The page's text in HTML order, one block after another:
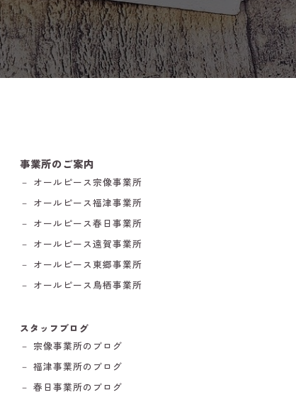
事業所のご案内
－ オールピース宗像事業所
－ オールピース福津事業所
－ オールピース春日事業所
－ オールピース遠賀事業所
－ オールピース東郷事業所
－ オールピース鳥栖事業所
スタッフブログ
－ 宗像事業所のブログ
－ 福津事業所のブログ
－ 春日事業所のブログ